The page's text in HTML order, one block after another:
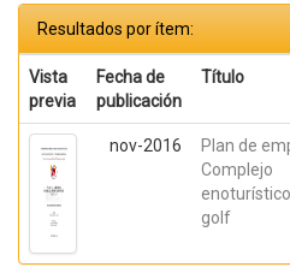
Resultados por ítem:
Vista
previa
Fecha de
publicación
Título
nov-2016
Plan de
Complejo
enoturístico
golf